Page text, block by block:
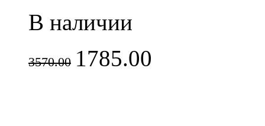
В наличии
3570.00 1785.00